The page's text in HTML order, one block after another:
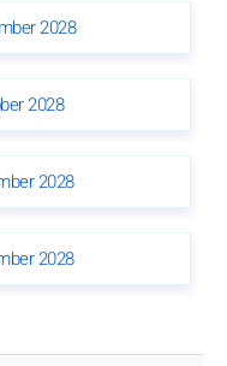
2028
2028
2028
2028